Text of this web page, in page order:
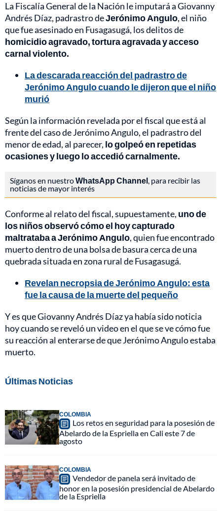
La Fiscalía General de la Nación le imputará a Giovanny
Andrés Díaz, padrastro deJerónimo Angulo, el niño
que fue asesinado en Fusagasugá, los delitos de
homicidio agravado, tortura agravada y acceso
carnal violento.
La descarada reacción del padrastro de
Jerónimo Angulo cuando le dijeron que el niño
murió
Según la información revelada por el fiscal que está al
frente del caso de Jerónimo Angulo, el padrastro del
menor de edad, al parecer, lo golpeó en repetidas
ocasiones y luego lo accedió carnalmente.
Síganos en nuestroWhatsApp Channel, para recibir las
noticias de mayor interés
Conforme al relato del fiscal, supuestamente, uno de
los niños observó cómo el hoy capturado
maltrataba a Jerónimo Angulo, quien fue encontrado
muerto dentro de una bolsa de basura cerca de una
quebrada situada en zona rural de Fusagasugá.
Revelan necropsia de Jerónimo Angulo: esta
fue la causa de la muerte del pequeño
Y es que Giovanny Andrés Díaz ya había sido noticia
hoy cuando se reveló un video en el que se ve cómo fue
su reacción al enterarse de que Jerónimo Angulo estaba
muerto.
Últimas Noticias
COLOMBIA
Los retos en seguridad para la posesión de
Abelardo de la Espriella en Cali este 7 de
agosto
COLOMBIA
Vendedor de panela será invitado de
honor en la posesión presidencial de Abelardo
de la Espriella